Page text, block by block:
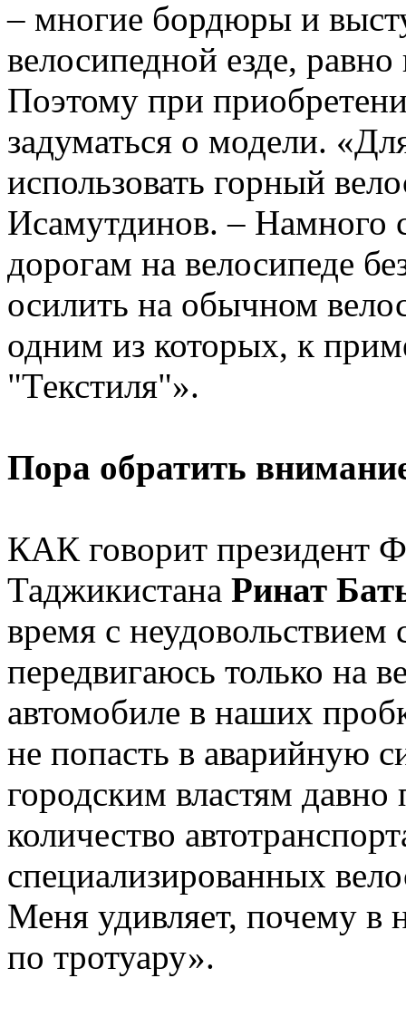
– многие бордюры и
велосипедной езде,
Поэтому при
задуматься о модели.
использовать горный
Исамутдинов. – Намного
дорогам на велосипеде
осилить на обычном
одним из которых, к
"Текстиля"».
Пора обратить
КАК говорит президент
Таджикистана Ринат
время с неудовольствием
передвигаюсь только на
автомобиле в наших
не попасть в аварийную
городским властям
количество
специализированных
Меня удивляет, почему в
по тротуару».